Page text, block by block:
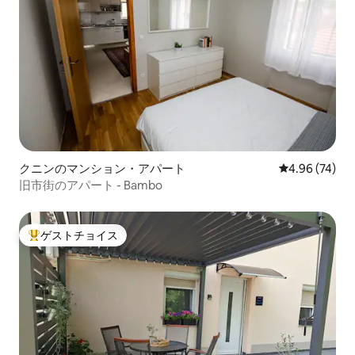
クニンのマンション・アパート レビュー74
4.96 (74)
旧市街のアパート - Bambo
大好評のゲストチョイスです。
ゲストチョイス